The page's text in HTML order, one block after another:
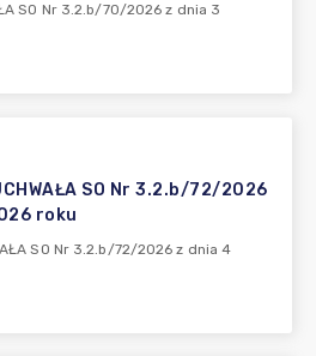
SO Nr 3.2.b/70/2026 z dnia 3
SO Nr 3.2.b/72/2026
roku
SO Nr 3.2.b/72/2026 z dnia 4